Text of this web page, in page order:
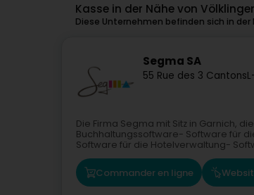
Kasse in der Nähe von
Diese Unternehmen befinden sich in der
Segma SA
55 Rue des 3 Cantons
Die Firma Segma mit Sitz in Garnich,
Buchhaltungssoftware- Software für
Software für die Hotelverwaltung-
Commander en ligne